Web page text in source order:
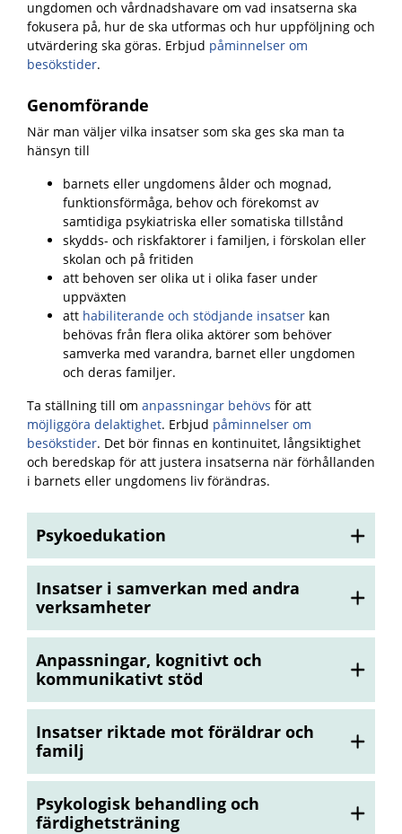
ungdomen och vårdnadshavare om vad insatserna ska
fokusera på, hur de ska utformas och hur uppföljning och
utvärdering ska göras. Erbjud påminnelser om
besökstider.
Genomförande
När man väljer vilka insatser som ska ges ska man ta
hänsyn till
barnets eller ungdomens ålder och mognad,
funktionsförmåga, behov och förekomst av
samtidiga psykiatriska eller somatiska tillstånd
skydds- och riskfaktorer i familjen, i förskolan eller
skolan och på fritiden
att behoven ser olika ut i olika faser under
uppväxten
att habiliterande och stödjande insatser kan
behövas från flera olika aktörer som behöver
samverka med varandra, barnet eller ungdomen
och deras familjer.
Ta ställning till om anpassningar behövs för att
möjliggöra delaktighet. Erbjud påminnelser om
besökstider. Det bör finnas en kontinuitet, långsiktighet
och beredskap för att justera insatserna när förhållanden
i barnets eller ungdomens liv förändras.
Psykoedukation
Insatser i samverkan med andra
verksamheter
Anpassningar, kognitivt och
kommunikativt stöd
Insatser riktade mot föräldrar och
familj
Psykologisk behandling och
färdighetsträning